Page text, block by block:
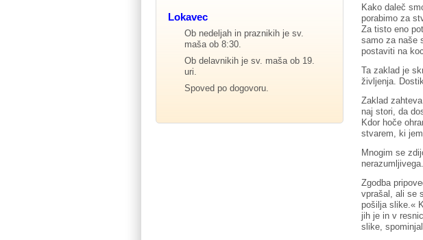
Kako daleč
porabimo za
Za tisto eno
samo za naše
postaviti na
Ta zaklad je
življenja.
Zaklad
naj stori, da
Kdor hoče
stvarem, ki
Mnogim se
Zgodba
vprašal, ali se
pošilja slike.«
jih je in v
slike,
Lokavec
Ob nedeljah in praznikih je sv.
maša ob 8:30.
Ob delavnikih je sv. maša ob 19.
uri.
Spoved po dogovoru.